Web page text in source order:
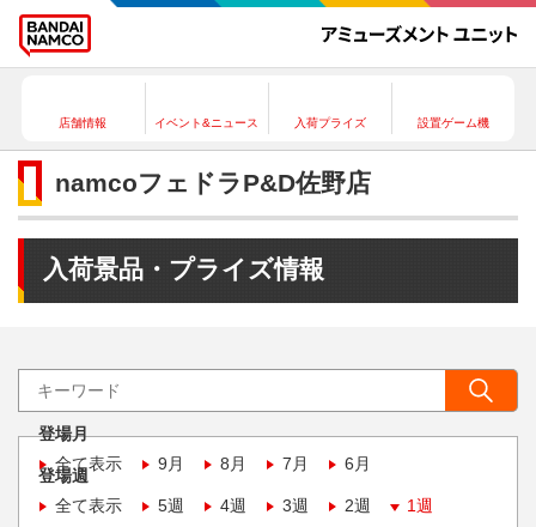
店舗情報 イベント&ニュース 入荷プライズ 設置ゲーム機
namcoフェドラP&D佐野店
入荷景品・プライズ情報
登場月
全て表示
9月 8月 7月 6月
登場週
全て表示
5週 4週 3週 2週 1週